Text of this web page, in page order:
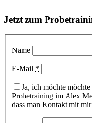
Jetzt zum
Name
E-Mail *
Ja, ich möchte
Probetraining im Alex
dass man Kontakt mit